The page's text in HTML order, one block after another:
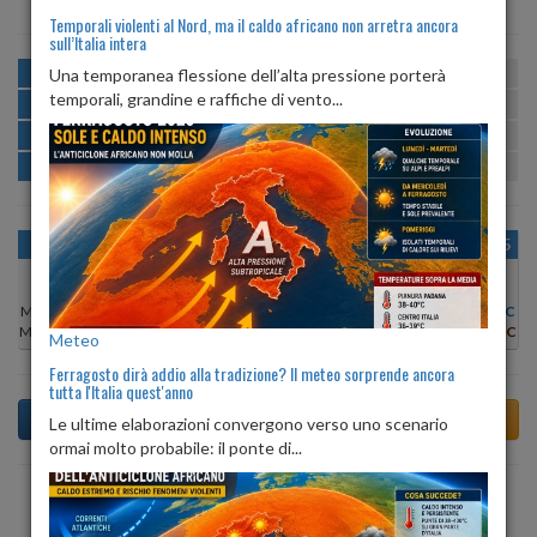
MATTINA min:20º max:31º U:
POMERIGGIO min:31º max:34º
SERA min:23º max:34º U:62% 81%
NOTTE min: 20º max:23º U:82%
OGGI
Min:
31°C
Max:33°C
LUN 10
Min:
Max:32°C
MAR 11
Min:30°C
Max:33°C
MER 12
Min:
31°C
Max:34°C
GIO 13
Max:34°C
VEN 14
Min:30°C
Max:32°C
SAB 15
30°C
Max:31°C
Previsioni del Tempo a Altavilla Silentina tra 4 giorni
Temporali violenti al Nord, ma il caldo africano non arretra ancora
sull’Italia intera
Una temporanea flessione dell’alta pressione porterà
temporali, grandine e raffiche di vento...
Meteo
Ferragosto dirà addio alla tradizione? Il meteo sorprende ancora
tutta l'Italia quest'anno
Le ultime elaborazioni convergono verso uno scenario
ormai molto probabile: il ponte di...